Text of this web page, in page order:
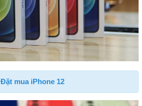
Đặt mua iPhone 12